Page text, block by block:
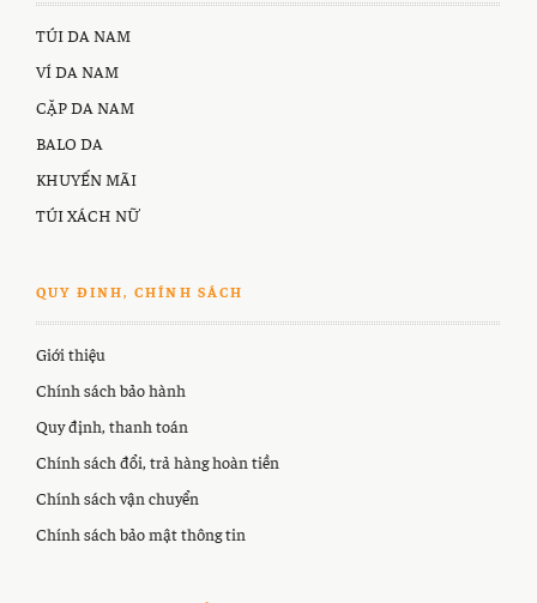
TÚI DA NAM
VÍ DA NAM
CẶP DA NAM
BALO DA
KHUYẾN MÃI
TÚI XÁCH NỮ
QUY ĐINH, CHÍNH SÁCH
Giới thiệu
Chính sách bảo hành
Quy định, thanh toán
Chính sách đổi, trả hàng hoàn tiền
Chính sách vận chuyển
Chính sách bảo mật thông tin